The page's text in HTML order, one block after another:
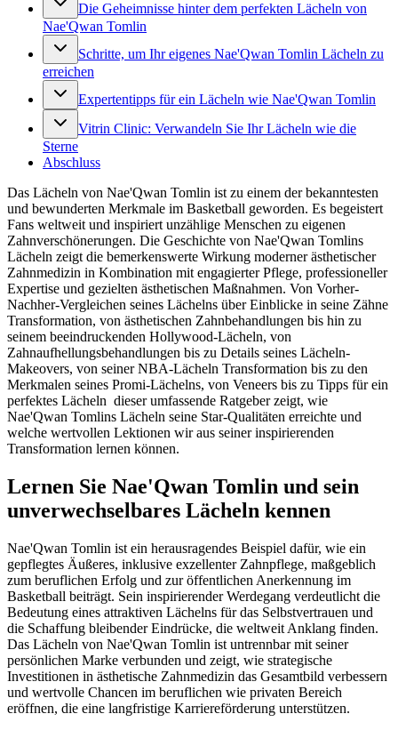
Die Geheimnisse hinter dem perfekten Lächeln von
Nae'Qwan Tomlin
Schritte, um Ihr eigenes Nae'Qwan Tomlin Lächeln zu
erreichen
Expertentipps für ein Lächeln wie Nae'Qwan Tomlin
Vitrin Clinic: Verwandeln Sie Ihr Lächeln wie die
Sterne
Abschluss
Das Lächeln von Nae'Qwan Tomlin ist zu einem der bekanntesten
und bewunderten Merkmale im Basketball geworden. Es begeistert
Fans weltweit und inspiriert unzählige Menschen zu eigenen
Zahnverschönerungen. Die Geschichte von Nae'Qwan Tomlins
Lächeln zeigt die bemerkenswerte Wirkung moderner ästhetischer
Zahnmedizin in Kombination mit engagierter Pflege, professioneller
Expertise und gezielten ästhetischen Maßnahmen. Von Vorher-
Nachher-Vergleichen seines Lächelns über Einblicke in seine Zähne
Transformation, von ästhetischen Zahnbehandlungen bis hin zu
seinem beeindruckenden Hollywood-Lächeln, von
Zahnaufhellungsbehandlungen bis zu Details seines Lächeln-
Makeovers, von seiner NBA-Lächeln Transformation bis zu den
Merkmalen seines Promi-Lächelns, von Veneers bis zu Tipps für ein
perfektes Lächeln dieser umfassende Ratgeber zeigt, wie
Nae'Qwan Tomlins Lächeln seine Star-Qualitäten erreichte und
welche wertvollen Lektionen wir aus seiner inspirierenden
Transformation lernen können.
Lernen Sie Nae'Qwan Tomlin und sein
unverwechselbares Lächeln kennen
Nae'Qwan Tomlin ist ein herausragendes Beispiel dafür, wie ein
gepflegtes Äußeres, inklusive exzellenter Zahnpflege, maßgeblich
zum beruflichen Erfolg und zur öffentlichen Anerkennung im
Basketball beiträgt. Sein inspirierender Werdegang verdeutlicht die
Bedeutung eines attraktiven Lächelns für das Selbstvertrauen und
die Schaffung bleibender Eindrücke, die weltweit Anklang finden.
Das Lächeln von Nae'Qwan Tomlin ist untrennbar mit seiner
persönlichen Marke verbunden und zeigt, wie strategische
Investitionen in ästhetische Zahnmedizin das Gesamtbild verbessern
und wertvolle Chancen im beruflichen wie privaten Bereich
eröffnen, die eine langfristige Karriereförderung unterstützen.